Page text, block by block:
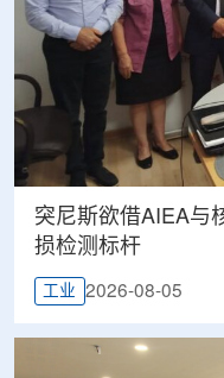
突尼斯欲借AIEA与
损检测标杆
工业 2026-08-05